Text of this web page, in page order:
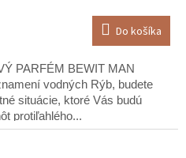
Do košíka
PARFÉM BEWIT MAN
vodných Rýb, budete
situácie, ktoré Vás budú
protiľahlého...